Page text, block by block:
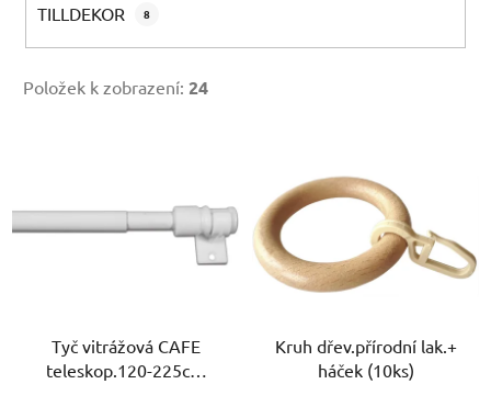
TILLDEKOR 8
Položek k zobrazení: 24
p
i
Tyč vitrážová CAFE
teleskop.120-225cm
Kruh dřev.přírodní lak.+
háček (10ks)